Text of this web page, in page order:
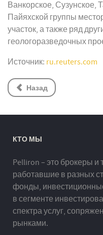
Ванкорское, Сузунское,
Пайяхской группы
участок, а также ряд
геологоразведочных
Источник: ru.reuters.com
Назад
КТО МЫ
Pelliron – это брокеры
работавшие в разных
фонды,
в сегменте
спектра услуг,
рынками.